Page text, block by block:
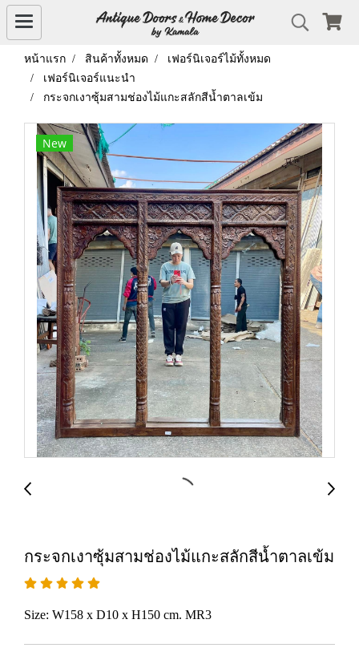
หน้าแรก สินค้าทั้งหมด
เฟอร์นิเจอร์ไม้ทั้งหมด
เฟอร์นิเจอร์แนะนำ
กระจกเงาซุ้มสามช่องไม้แกะสลักสีน้ำตาลเข้ม
New
กระจกเงาซุ้มสามช่องไม้แกะสลักสีน้ำตาลเข้ม
Size: W158 x D10 x H150 cm. MR3